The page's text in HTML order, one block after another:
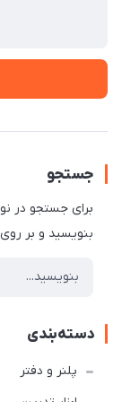
جستجو
برای جستجو در
بنویسید و بر
دسته‌بندی
پلنر و دفتر